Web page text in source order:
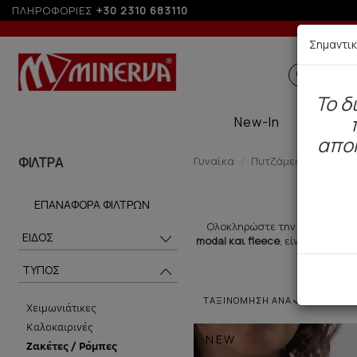
ΠΛΗΡΟΦΟΡΙΕΣ +30 2310 683110
New-In
ΦΙΛΤΡΑ
ΕΠΑΝΑΦΟΡΆ ΦΊΛΤΡΩΝ
ΕΙΔΟΣ
ΤΥΠΟΣ
Χειμωνιάτικες
Καλοκαιρινές
Ζακέτες / Ρόμπες
Γυναίκα Πυτζάμες / Νυχτικά
Ολοκληρώστε την εμφάνιση
modal και fleece, είναι
ΤΑΞΙΝΟΜΗΣΗ ΑΝΑ
NEW
To